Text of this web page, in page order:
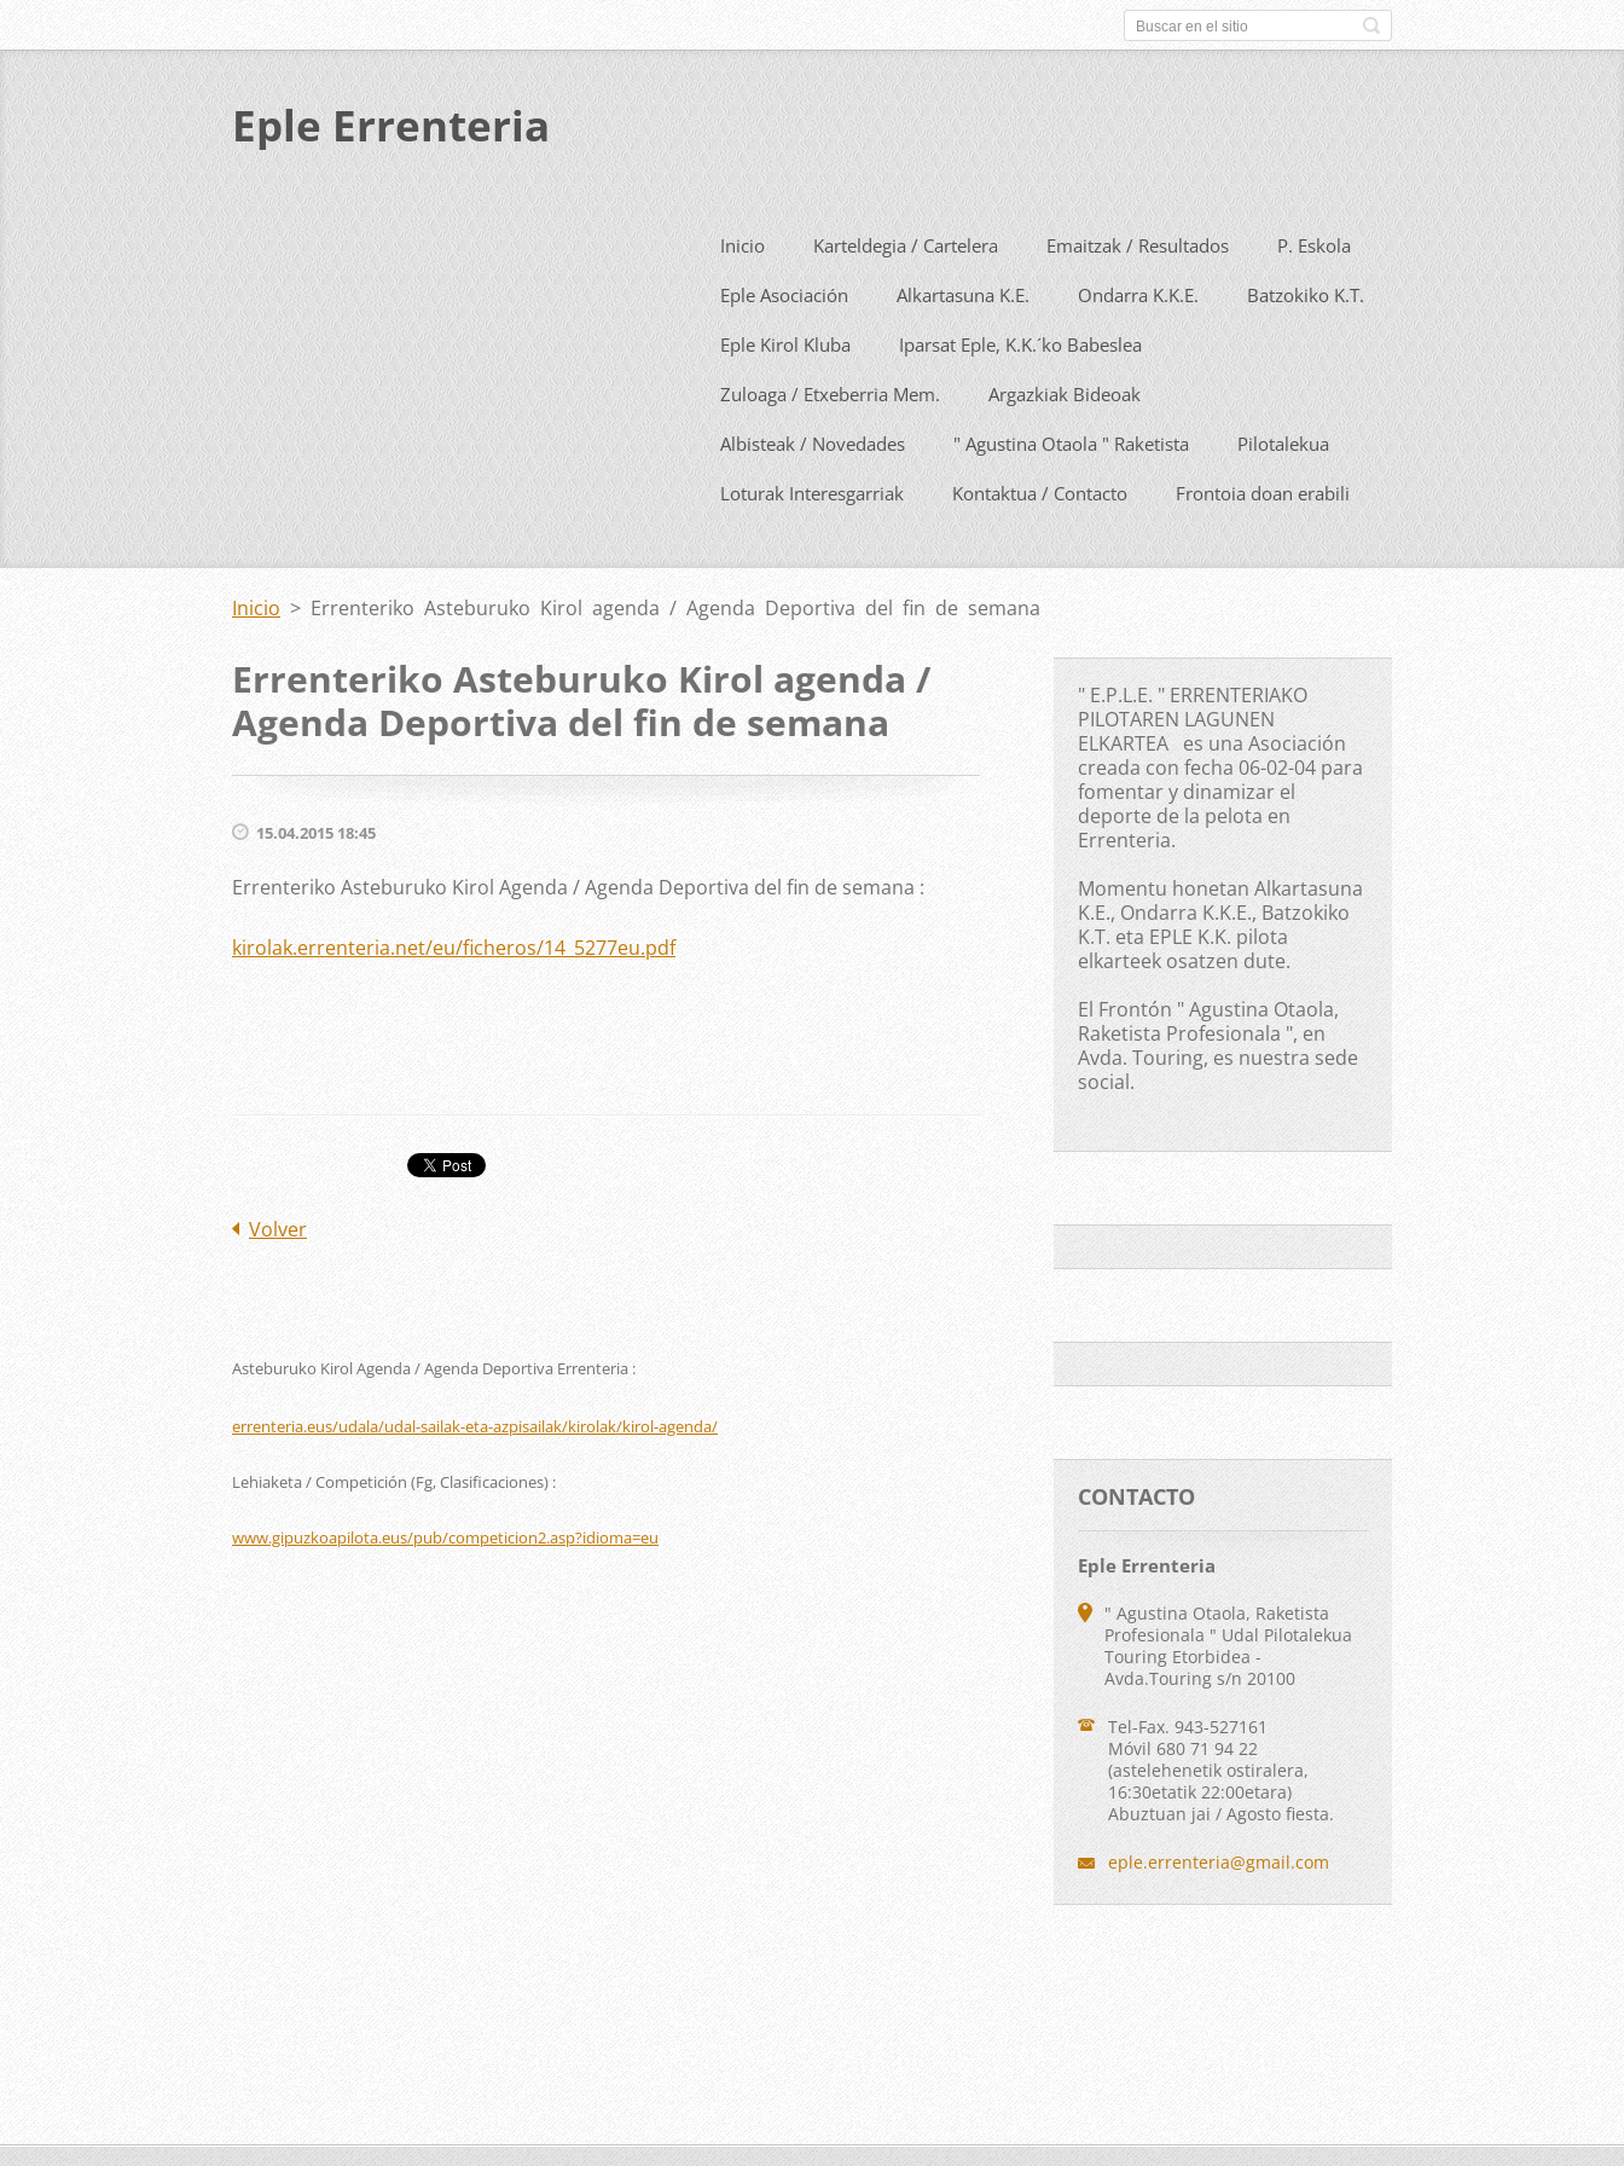
Eple Errenteria
Inicio Karteldegia / Cartelera Emaitzak / Resultados P. Eskola
Eple Asociación Alkartasuna K.E. Ondarra K.K.E. Batzokiko K.T.
Eple Kirol Kluba Iparsat Eple, K.K.´ko Babeslea
Zuloaga / Etxeberria Mem. Argazkiak Bideoak
Albisteak / Novedades " Agustina Otaola " Raketista Pilotalekua
Loturak Interesgarriak Kontaktua / Contacto Frontoia doan erabili
Inicio > Errenteriko Asteburuko Kirol agenda / Agenda Deportiva del fin de semana
Errenteriko Asteburuko Kirol agenda /
Agenda Deportiva del fin de semana
15.04.2015 18:45
Errenteriko Asteburuko Kirol Agenda / Agenda Deportiva del fin de semana :
kirolak.errenteria.net/eu/ficheros/14_5277eu.pdf
Volver
Asteburuko Kirol Agenda / Agenda Deportiva Errenteria :
errenteria.eus/udala/udal-sailak-eta-azpisailak/kirolak/kirol-agenda/
Lehiaketa / Competición (Fg, Clasificaciones) :
www.gipuzkoapilota.eus/pub/competicion2.asp?idioma=eu
" E.P.L.E. " ERRENTERIAKO
PILOTAREN LAGUNEN
ELKARTEA es una Asociación
creada con fecha 06-02-04 para
fomentar y dinamizar el
deporte de la pelota en
Errenteria.
Momentu honetan Alkartasuna
K.E., Ondarra K.K.E., Batzokiko
K.T. eta EPLE K.K. pilota
elkarteek osatzen dute.
El Frontón " Agustina Otaola,
Raketista Profesionala ", en
Avda. Touring, es nuestra sede
social.
CONTACTO
Eple Errenteria
" Agustina Otaola, Raketista
Profesionala " Udal Pilotalekua
Touring Etorbidea -
Avda.Touring s/n 20100
Tel-Fax. 943-527161
Móvil 680 71 94 22
(astelehenetik ostiralera,
16:30etatik 22:00etara)
Abuztuan jai / Agosto fiesta.
eple.errenteria@gmail.com